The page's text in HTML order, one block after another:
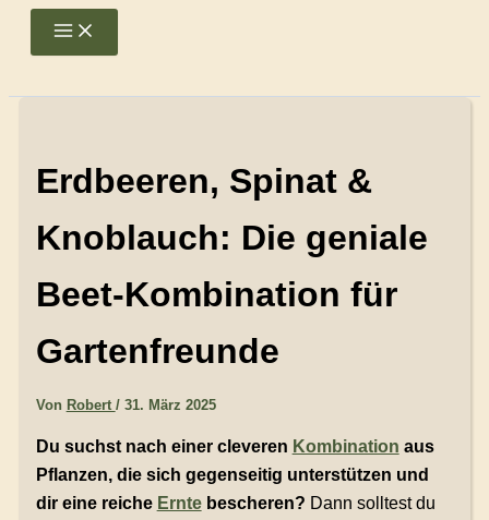
Inhalt
Main
Erdbeeren, Spinat &
Knoblauch: Die geniale
Beet-Kombination für
Gartenfreunde
Von Robert / 31. März 2025
Du suchst nach einer cleveren Kombination aus
Pflanzen, die sich gegenseitig unterstützen und
dir eine reiche Erntebescheren? Dann solltest du